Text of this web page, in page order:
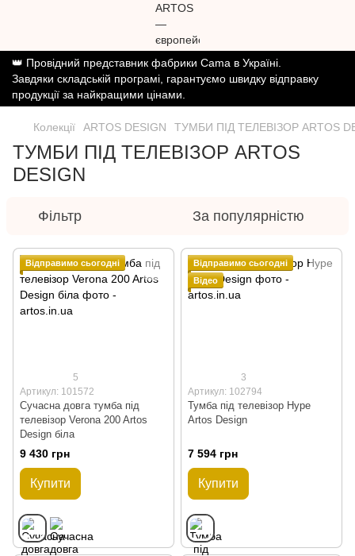
👑 Провідний представник фабрики Cama в Україні.
Завдяки складській програмі, гарантуємо швидку відправку
продукції за найкращими цінами.
Колекції ARTOS DESIGN ТУМБИ ПІД ТЕЛЕВІЗОР ARTOS
ТУМБИ ПІД ТЕЛЕВІЗОР ARTOS
DESIGN
Фільтр За популярністю
Відправимо сьогодні
5
Артикул: 101572
Сучасна довга тумба під
телевізор Verona 200 Artos
Design біла
9 430 грн
Купити
Відправимо сьогодні
Відео
3
Артикул: 102794
Тумба під телевізор Hype
Artos Design
7 594 грн
Купити